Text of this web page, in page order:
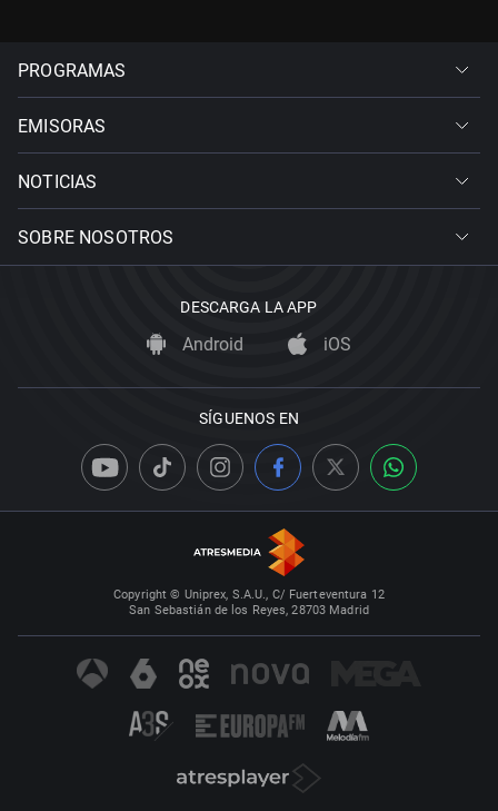
PROGRAMAS
EMISORAS
NOTICIAS
SOBRE NOSOTROS
DESCARGA LA APP
Android iOS
SÍGUENOS EN
Copyright © Uniprex, S.A.U., C/ Fuerteventura 12
San Sebastián de los Reyes, 28703 Madrid